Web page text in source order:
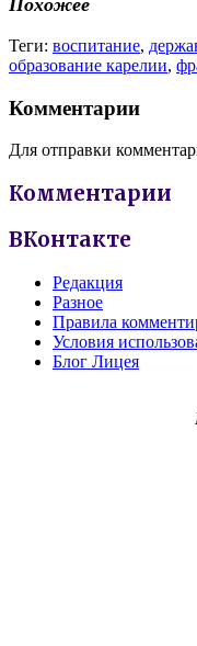
Похожее
Теги: воспитание,
образование карелии,
Комментарии
Для отправки
Комментарии
ВКонтакте
Редакция
Разное
Правила
Условия
Блог Лицея